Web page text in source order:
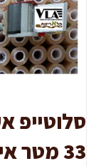
סלוטייפ
33 מטר איכותי